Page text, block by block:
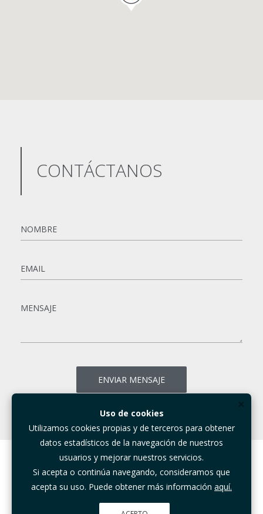
CONTÁCTANOS
© GRUPO ELEFANTE 2023
Uso de cookies
Utilizamos cookies propias y de terceros para obtener
datos estadísticos de la navegación de nuestros
usuarios y mejorar nuestros servicios.
Si acepta o continúa navegando, consideramos que
acepta su uso. Puede obtener más información aquí.